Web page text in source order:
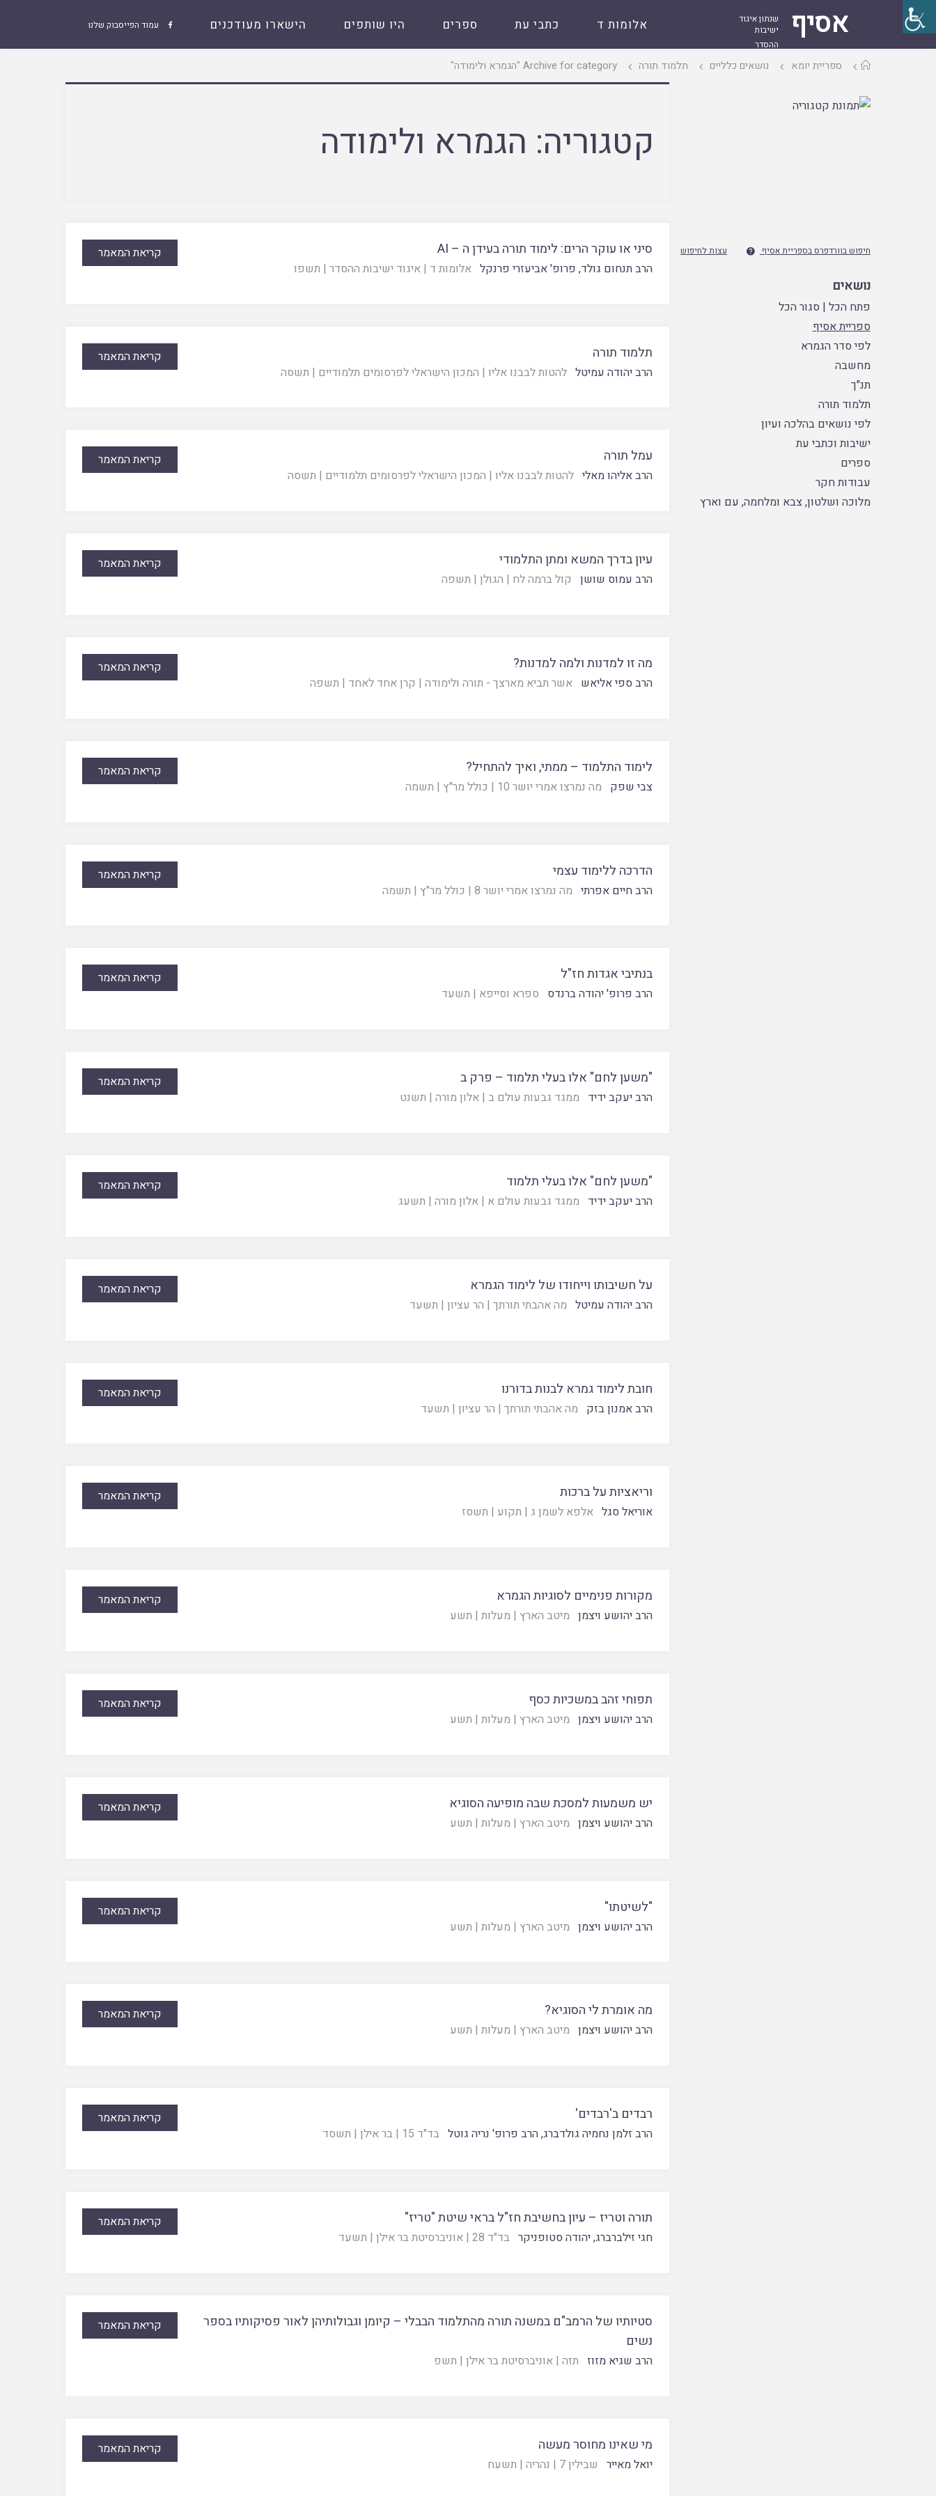
אסיף
שנתון איגוד
ישיבות
ההסדר
 עמוד הפייסבוק שלנו אלומות ד כתבי עת ספרים היו שותפים הישארו מעודכנים
עמודספריית יומא נושאים כלליים תלמוד תורה Archive for category "הגמרא ולימודה"
חיפוש בוורדפרס בספריית אסיף  עצות לחיפוש
נושאים
פתח הכל |סגור הכל
ספריית אסיף
לפי סדר הגמרא
מחשבה
תנ"ך
תלמוד תורה
לפי נושאים בהלכה ועיון
ישיבות וכתבי עת
ספרים
עבודות חקר
מלוכה ושלטון, צבא ומלחמה, עם וארץ
קטגוריה: הגמרא ולימודה
סיני או עוקר הרים: לימוד תורה בעידן ה – AI
הרב תנחום גולד, פרופ' אביעזרי פרנקל אלומות ד |איגוד ישיבות ההסדר | תשפו
קריאת המאמר
תלמוד תורה
הרב יהודה עמיטל להטות לבבנו אליו | המכון הישראלי לפרסומים תלמודיים | תשסה
קריאת המאמר
עמל תורה
הרב אליהו מאלי להטות לבבנו אליו | המכון הישראלי לפרסומים תלמודיים | תשסה
קריאת המאמר
עיון בדרך המשא ומתן התלמודי
הרב עמוס שושן קול ברמה לח | הגולן | תשפה
קריאת המאמר
מה זו למדנות ולמה למדנות?
הרב ספי אליאש אשר תביא מארצך - תורה ולימודה | קרן אחד לאחד | תשפה
קריאת המאמר
לימוד התלמוד – ממתי, ואיך להתחיל?
צבי שפק מה נמרצו אמרי יושר 10 | כולל מר"ץ | תשמה
קריאת המאמר
הדרכה ללימוד עצמי
הרב חיים אפרתי מה נמרצו אמרי יושר 8 | כולל מר"ץ | תשמה
קריאת המאמר
בנתיבי אגדות חז"ל
הרב פרופ' יהודה ברנדס ספרא וסייפא | תשעד
קריאת המאמר
"משען לחם" אלו בעלי תלמוד – פרק ב
הרב יעקב ידיד ממגד גבעות עולם ב |אלון מורה | תשנט
קריאת המאמר
"משען לחם" אלו בעלי תלמוד
הרב יעקב ידיד ממגד גבעות עולם א |אלון מורה | תשעג
קריאת המאמר
על חשיבותו וייחודו של לימוד הגמרא
הרב יהודה עמיטל מה אהבתי תורתך | הר עציון | תשעד
קריאת המאמר
חובת לימוד גמרא לבנות בדורנו
הרב אמנון בזק מה אהבתי תורתך | הר עציון | תשעד
קריאת המאמר
וריאציות על ברכות
אוריאל סגל אלפא לשמן ג | תקוע | תשסז
קריאת המאמר
מקורות פנימיים לסוגיות הגמרא
הרב יהושע ויצמן מיטב הארץ | מעלות | תשע
קריאת המאמר
תפוחי זהב במשכיות כסף
הרב יהושע ויצמן מיטב הארץ | מעלות | תשע
קריאת המאמר
יש משמעות למסכת שבה מופיעה הסוגיא
הרב יהושע ויצמן מיטב הארץ | מעלות | תשע
קריאת המאמר
"לשיטתו"
הרב יהושע ויצמן מיטב הארץ | מעלות | תשע
קריאת המאמר
מה אומרת לי הסוגיא?
הרב יהושע ויצמן מיטב הארץ | מעלות | תשע
קריאת המאמר
רבדים ב'רבדים'
הרב זלמן נחמיה גולדברג,הרב פרופ' נריה גוטל בד"ד 15 |בר אילן | תשסד
קריאת המאמר
תורה וטריז – עיון בחשיבת חז"ל בראי שיטת "טריז"
חגי זילברברג,יהודה סטופניקר בד"ד 28 |אוניברסיטת בר אילן | תשעד
קריאת המאמר
סטיותיו של הרמב"ם במשנה תורה מהתלמוד הבבלי – קיומן וגבולותיהן לאור פסיקותיו בספר
נשים
הרב שגיא מזוז תזה |אוניברסיטת בר אילן | תשפ
קריאת המאמר
מי שאינו מחוסר מעשה
יואל מאייר שבילין 7 | נהריה | תשעח
קריאת המאמר